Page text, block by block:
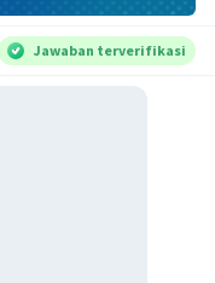
Jawaban terverifikasi